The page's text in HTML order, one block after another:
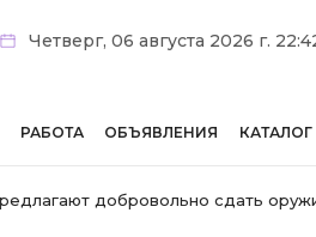
Четверг, 06 августа 2026 г.
РАБОТА ОБЪЯВЛЕНИЯ
добровольно сдать